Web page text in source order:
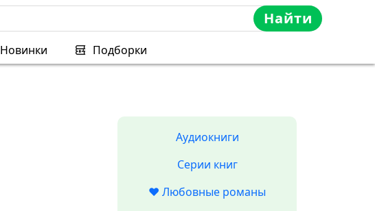
Найти
Новинки Подборки
Аудиокниги
Серии книг
❤️ Любовные романы